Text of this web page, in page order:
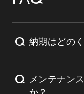
納期はどの
長期休暇な
メンテナン